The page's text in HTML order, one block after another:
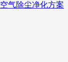
空气除尘净化方案